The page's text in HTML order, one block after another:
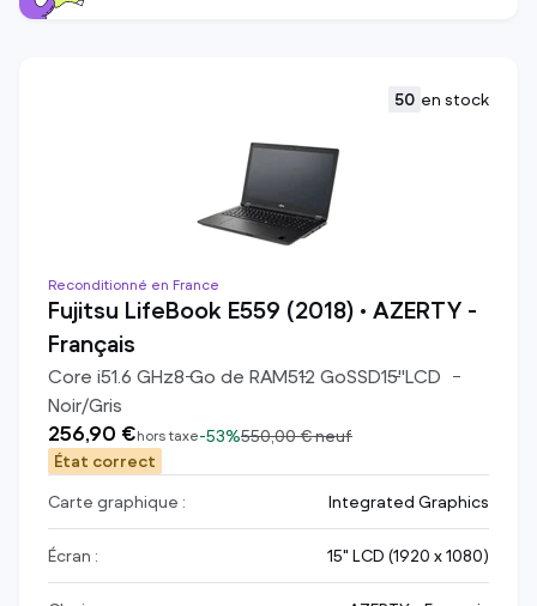
50 en stock
Reconditionné en France
Fujitsu LifeBook E559 (2018) • AZERTY -
Français
Core i51.6 GHz8Go de RAM512 GoSSD15"LCD
Noir/Gris
256,90 €hors taxe-53%550,00 €neuf
État correct
Carte graphique :
Integrated Graphics
Écran : 15" LCD (1920 x 1080)